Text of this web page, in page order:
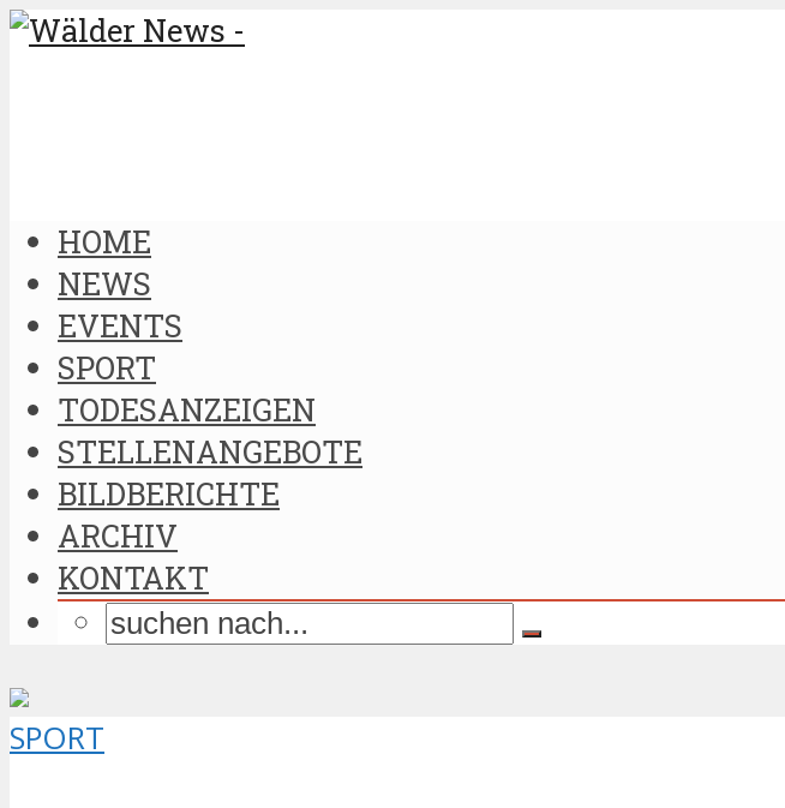
HOME
NEWS
EVENTS
SPORT
TODESANZEIGEN
STELLENANGEBOTE
BILDBERICHTE
ARCHIV
KONTAKT
SPORT